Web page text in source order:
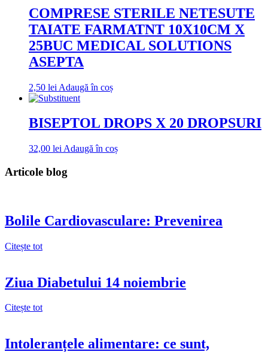
COMPRESE STERILE NETESUTE
TAIATE FARMATNT 10X10CM X
25BUC MEDICAL SOLUTIONS
ASEPTA
2,50 lei Adaugă în coș
BISEPTOL DROPS X 20 DROPSURI
32,00 lei Adaugă în coș
Articole blog
Bolile Cardiovasculare: Prevenirea
Citește tot
Ziua Diabetului 14 noiembrie
Citește tot
Intoleranțele alimentare: ce sunt,